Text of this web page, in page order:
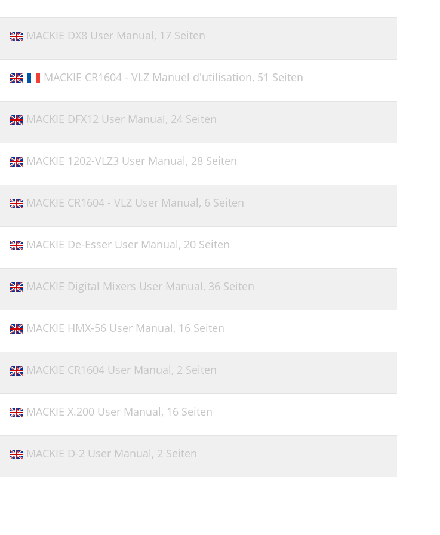
MACKIE DX8 User Manual, 17 Seiten
MACKIE CR1604 - VLZ Manuel d'utilisation, 51 Seiten
MACKIE DFX12 User Manual, 24 Seiten
MACKIE 1202-VLZ3 User Manual, 28 Seiten
MACKIE CR1604 - VLZ User Manual, 6 Seiten
MACKIE De-Esser User Manual, 20 Seiten
MACKIE Digital Mixers User Manual, 36 Seiten
MACKIE HMX-56 User Manual, 16 Seiten
MACKIE CR1604 User Manual, 2 Seiten
MACKIE X.200 User Manual, 16 Seiten
MACKIE D-2 User Manual, 2 Seiten